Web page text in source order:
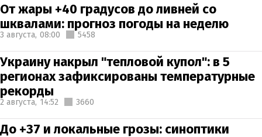
От жары +40 градусов до ливней со
шквалами: прогноз погоды на неделю
3 августа, 08:00 5458
Украину накрыл "тепловой купол": в 5
регионах зафиксированы температурные
рекорды
2 августа, 14:52 3660
До +37 и локальные грозы: синоптики